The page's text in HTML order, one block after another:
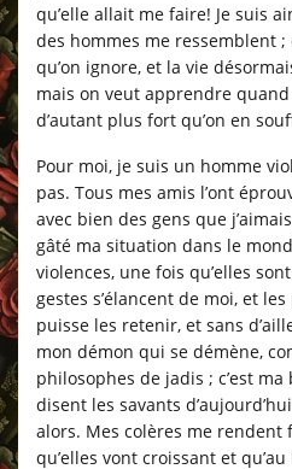
qu’elle allait me faire! Je suis
des hommes me ressemblent
qu’on ignore, et la vie
mais on veut apprendre
d’autant plus fort qu’on en
Pour moi, je suis un homme
pas. Tous mes amis l’ont
avec bien des gens que
gâté ma situation dans le
violences, une fois qu’elles
gestes s’élancent de moi, et
puisse les retenir, et sans
mon démon qui se démène,
philosophes de jadis ; c’est
disent les savants
alors. Mes colères me rendent
qu’elles vont croissant et